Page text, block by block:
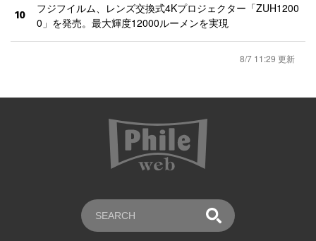
10
フジフイルム、レンズ交換式4Kプロジェクター「ZUH1200
0」を発売。最大輝度12000ルーメンを実現
8/7 11:29 更新